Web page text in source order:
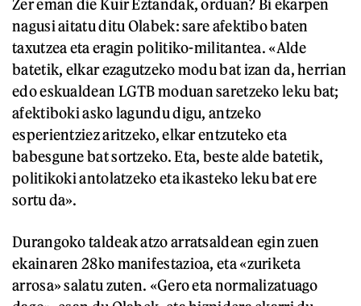
Zer eman die Kuir Eztandak, orduan? Bi ekarpen
nagusi aitatu ditu Olabek: sare afektibo baten
taxutzea eta eragin politiko-militantea. «Alde
batetik, elkar ezagutzeko modu bat izan da, herrian
edo eskualdean LGTB moduan saretzeko leku bat;
afektiboki asko lagundu digu, antzeko
esperientziez aritzeko, elkar entzuteko eta
babesgune bat sortzeko. Eta, beste alde batetik,
politikoki antolatzeko eta ikasteko leku bat ere
sortu da».
Durangoko taldeak atzo arratsaldean egin zuen
ekainaren 28ko manifestazioa, eta «zuriketa
arrosa» salatu zuten. «Gero eta normalizatuago